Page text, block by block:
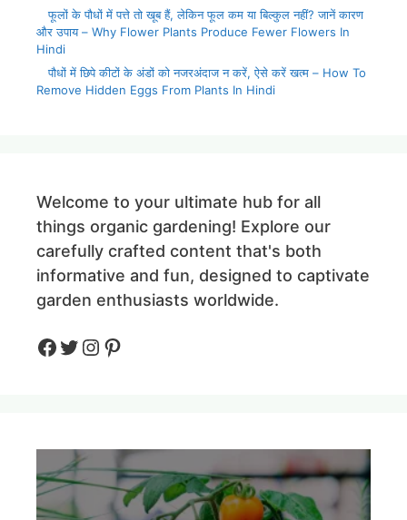
फूलों के पौधों में पत्ते तो खूब हैं, लेकिन फूल कम या बिल्कुल नहीं? जानें कारण
और उपाय – Why Flower Plants Produce Fewer Flowers In
Hindi
पौधों में छिपे कीटों के अंडों को नजरअंदाज न करें, ऐसे करें खत्म – How To
Remove Hidden Eggs From Plants In Hindi
Welcome to your ultimate hub for all
things organic gardening! Explore our
carefully crafted content that's both
informative and fun, designed to captivate
garden enthusiasts worldwide.
Facebook
Twitter
Instagram
Pinteres